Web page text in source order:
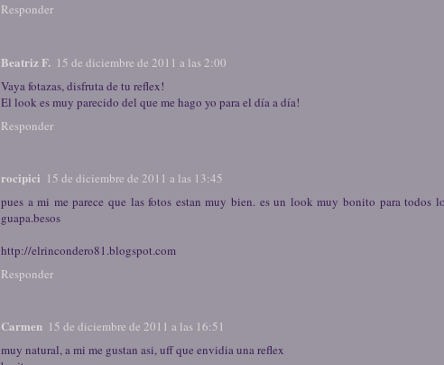
Responder
Beatriz F. 15 de diciembre de 2011 a las 2:00
Vaya fotazas, disfruta de tu reflex!
El look es muy parecido del que me hago yo para el día a día!
Responder
rocipici 15 de diciembre de 2011 a las 13:45
pues a mi me parece que las fotos estan muy bien. es un look muy bonito para todos
guapa.besos
http://elrincondero81.blogspot.com
Responder
Carmen 15 de diciembre de 2011 a las 16:51
muy natural, a mi me gustan asi, uff que envidia una reflex